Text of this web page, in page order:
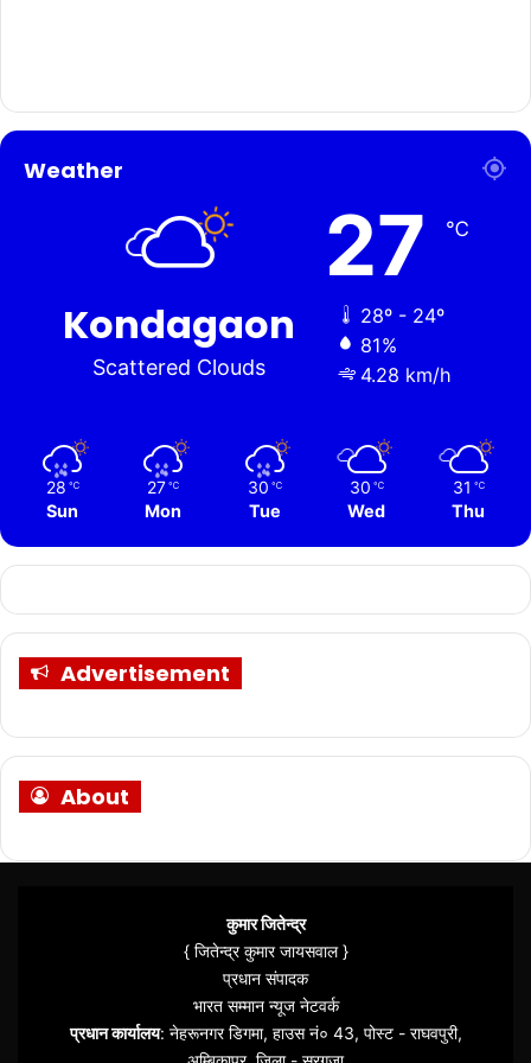
Weather
Kondagaon
Scattered Clouds
27 ℃
28º - 24º
81%
4.28 km/h
28 ℃
Sun
27 ℃
Mon
30 ℃
Tue
30 ℃
Wed
31 ℃
Thu
Advertisement
About
कुमार जितेन्द्र
{ जितेन्द्र कुमार जायसवाल }
प्रधान संपादक
भारत सम्मान न्यूज नेटवर्क
प्रधान कार्यालय: नेहरूनगर डिगमा, हाउस नं० 43, पोस्ट - राघवपुरी,